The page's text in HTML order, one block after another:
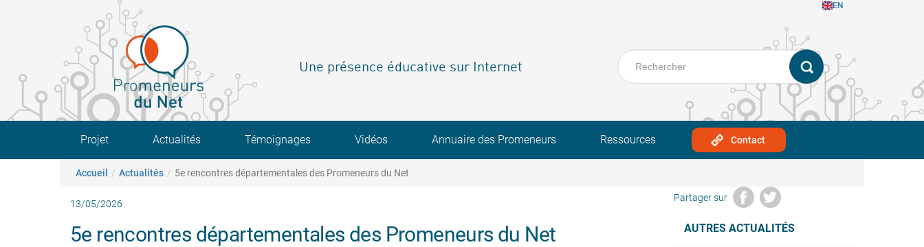
EN
Une présence éducative sur Internet
Main navigation
Projet Actualités Témoignages Vidéos Annuaire des Promeneurs Ressources Contact
Fil d'Ariane
Accueil Actualités 5e rencontres départementales des Promeneurs du Net
13/05/2026
5e rencontres départementales des Promeneurs du Net
Partager sur
AUTRES ACTUALITÉS